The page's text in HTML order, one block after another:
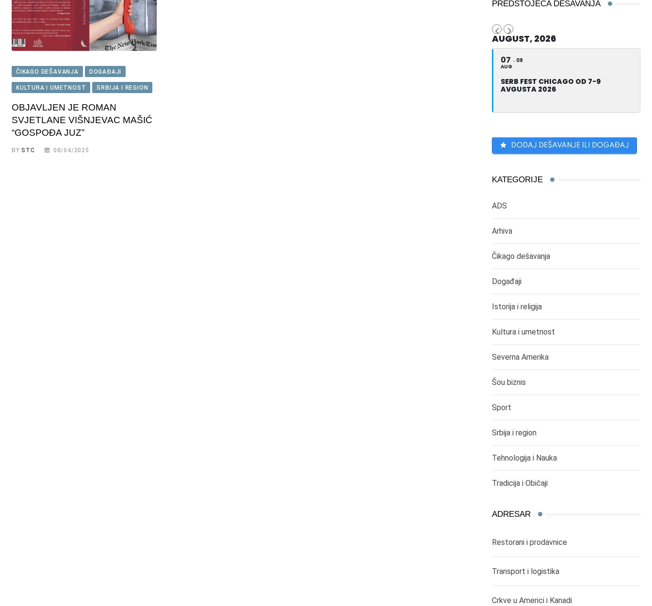
ČIKAGO DEŠAVANJA DOGAĐAJI
KULTURA I UMETNOST SRBIJA I REGION
OBJAVLJEN JE ROMAN
SVJETLANE VIŠNJEVAC MAŠIĆ
“GOSPOĐA JUZ”
BYSTC 08/04/2025
PREDSTOJEĆA DEŠAVANJA
AUGUST, 2026
07
AUG
09
SERB FEST CHICAGO OD 7-9
AVGUSTA 2026
KATEGORIJE
ADS
Arhiva
Čikago dešavanja
Događaji
Istorija i religija
Kultura i umetnost
Severna Amerika
Šou biznis
Sport
Srbija i region
Tehnologija i Nauka
Tradicija i Običaji
ADRESAR
Restorani i prodavnice
Transport i logistika
Crkve u Americi i Kanadi